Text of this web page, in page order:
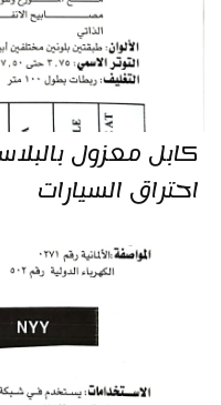
كابل معزول
احتراق السيارات